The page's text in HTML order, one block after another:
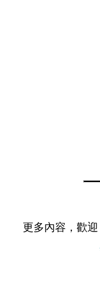
更多內容，歡迎